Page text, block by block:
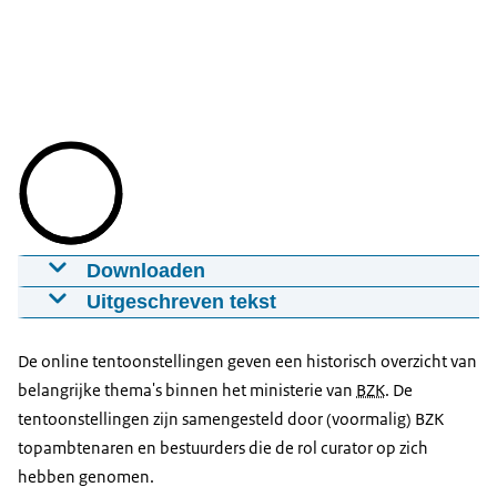
Downloaden
BZK tentoonstellingen, een initiatief van het
11-11-2022 3:31
Download
Ondertiteling
srt4,8 KB
Uitgeschreven tekst
Tentoonstellingen zijn onderdeel van een groter
geheugen van BZK.
Die tentoonstellingen zijn in feite een tijdlijn
waarlangs we alle...
documenten inzichtelijk maken voor BZK
De online tentoonstellingen geven een historisch overzicht van
belangrijke thema's binnen het ministerie van BZK. De
tentoonstellingen zijn samengesteld door (voormalig) BZK
topambtenaren en bestuurders die de rol curator op zich
hebben genomen.